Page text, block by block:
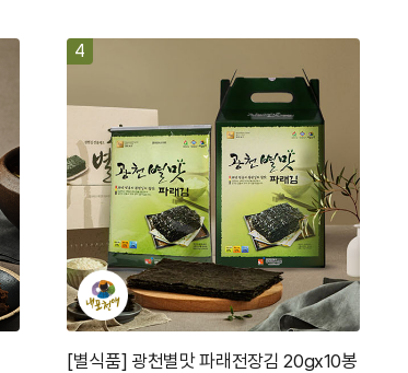
4
[별식품] 광천별맛 파래전장김 20gx10봉